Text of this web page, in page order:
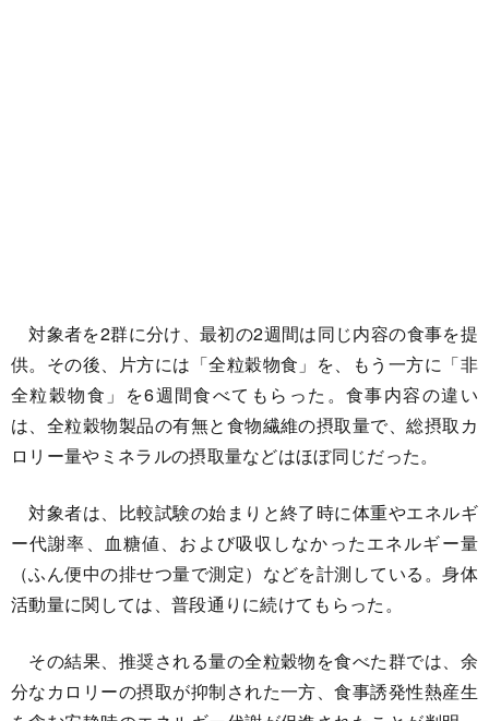
対象者を2群に分け、最初の2週間は同じ内容の食事を提
供。その後、片方には「全粒穀物食」を、もう一方に「非
全粒穀物食」を6週間食べてもらった。食事内容の違い
は、全粒穀物製品の有無と食物繊維の摂取量で、総摂取カ
ロリー量やミネラルの摂取量などはほぼ同じだった。
対象者は、比較試験の始まりと終了時に体重やエネルギ
ー代謝率、血糖値、および吸収しなかったエネルギー量
（ふん便中の排せつ量で測定）などを計測している。身体
活動量に関しては、普段通りに続けてもらった。
その結果、推奨される量の全粒穀物を食べた群では、余
分なカロリーの摂取が抑制された一方、食事誘発性熱産生